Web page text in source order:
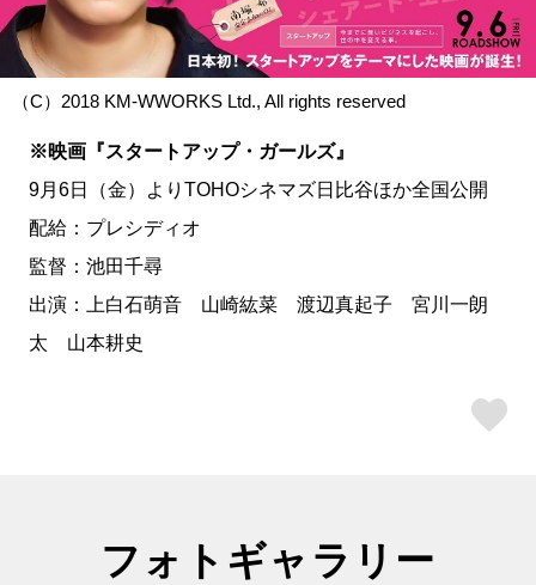
（C）2018 KM-WWORKS Ltd., All rights reserved
※映画『スタートアップ・ガールズ』
9月6日（金）よりTOHOシネマズ日比谷ほか全国公開
配給：プレシディオ
監督：池田千尋
出演：上白石萌音 山崎紘菜 渡辺真起子 宮川一朗
太 山本耕史
フォトギャラリー